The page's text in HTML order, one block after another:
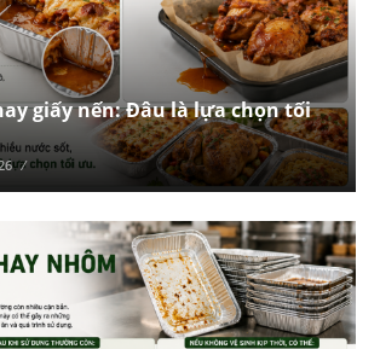
giấy nến: Đâu là lựa chọn tối